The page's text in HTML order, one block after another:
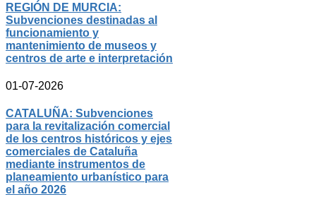
REGIÓN DE MURCIA:
Subvenciones destinadas al
funcionamiento y
mantenimiento de museos y
centros de arte e interpretación
01-07-2026
CATALUÑA: Subvenciones
para la revitalización comercial
de los centros históricos y ejes
comerciales de Cataluña
mediante instrumentos de
planeamiento urbanístico para
el año 2026